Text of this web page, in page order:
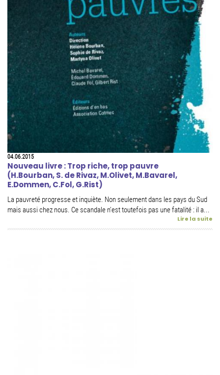
04.06.2015
Nouveau livre : Trop riche, trop pauvre
(H.Bourban, S. de Rivaz, M.Olivet, M.Bavarel,
E.Dommen, C.Fol, G.Rist)
La pauvreté progresse et inquiète. Non seulement dans les pays du Sud
mais aussi chez nous. Ce scandale n’est toutefois pas une fatalité : il a...
Lire la suite